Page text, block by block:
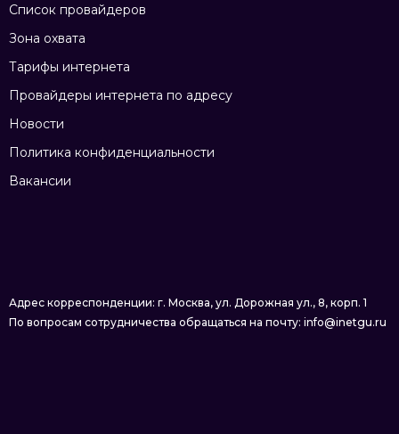
Список провайдеров
Зона охвата
Тарифы интернета
Провайдеры интернета по адресу
Новости
Политика конфиденциальности
Вакансии
Адрес корреспонденции: г. Москва, ул. Дорожная ул., 8, корп. 1
По вопросам сотрудничества обращаться на почту: info@inetgu.ru